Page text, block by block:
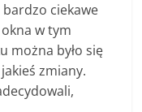
bardzo ciekawe
w tym
można było się
zmiany.